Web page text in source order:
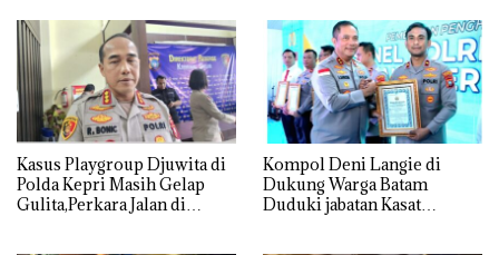
Kasus Playgroup Djuwita di
Polda Kepri Masih Gelap
Gulita,Perkara Jalan di
Kompol Deni Langie di
Dukung Warga Batam
Duduki jabatan Kasat